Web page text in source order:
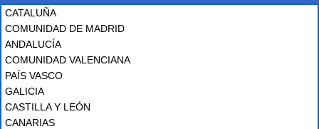
CATALUÑA
COMUNIDAD DE MADRID
ANDALUCÍA
COMUNIDAD VALENCIANA
PAÍS VASCO
GALICIA
CASTILLA Y LEÓN
CANARIAS